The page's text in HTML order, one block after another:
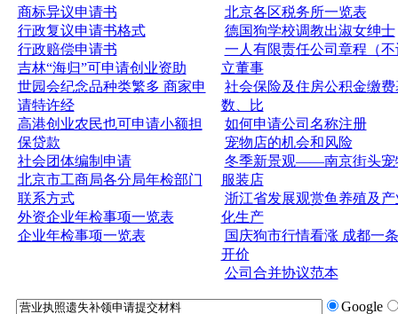
商标异议申请书
行政复议申请书格式
行政赔偿申请书
吉林“海归”可申请创业资助
世园会纪念品种类繁多 商家申
请特许经
高港创业农民也可申请小额担
保贷款
社会团体编制申请
北京市工商局各分局年检部门
联系方式
外资企业年检事项一览表
企业年检事项一览表
北京各区税务所一览表
德国狗学校调教出淑女绅士
一人有限责任公司章程（不
立董事
社会保险及住房公积金缴费
数、比
如何申请公司名称注册
宠物店的机会和风险
冬季新景观——南京街头宠
服装店
浙江省发展观赏鱼养殖及产
化生产
国庆狗市行情看涨 成都一
开价
公司合并协议范本
Google